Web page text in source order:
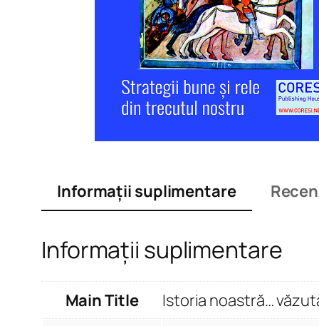
Informații suplimentare
Informații suplimentare
Main Title
Istoria noastră…